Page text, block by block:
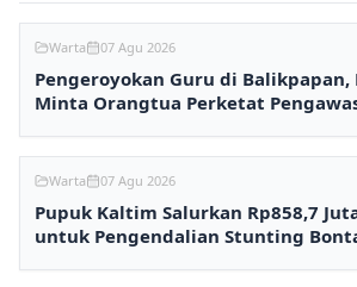
Warta 07 Agu 2026
Pengeroyokan Guru di Balikpapan,
Minta Orangtua Perketat
Warta 07 Agu 2026
Pupuk Kaltim Salurkan Rp858,7
untuk Pengendalian Stunting